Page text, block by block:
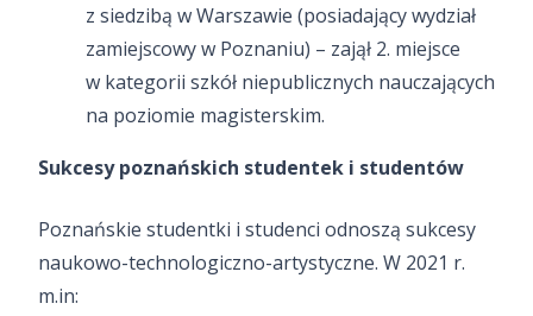
z siedzibą w Warszawie (posiadający wydział
zamiejscowy w Poznaniu) – zajął 2. miejsce
w kategorii szkół niepublicznych nauczających
na poziomie magisterskim.
Sukcesy poznańskich studentek i studentów
Poznańskie studentki i studenci odnoszą sukcesy
naukowo-technologiczno-artystyczne. W 2021 r.
m.in: